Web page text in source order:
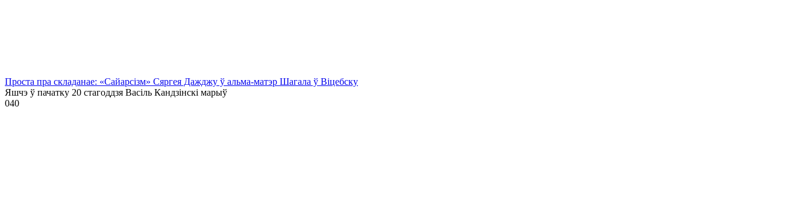
Проста пра складанае: «Сайарсізм» Сяргея Дажджу ў альма-матэр Шагала ў Віцебску
Яшчэ ў пачатку 20 стагоддзя Васіль Кандзінскі марыў
040